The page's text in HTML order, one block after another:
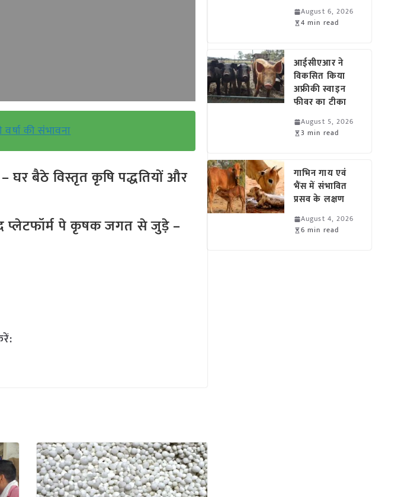
की संभावना
घर बैठे विस्तृत कृषि पद्धतियों और
पे कृषक जगत से जुड़े –
August 6, 2026
4 min read
आईसीएआर ने
विकसित किया
अफ्रीकी स्वाइन
फीवर का टीका
August 5, 2026
3 min read
गाभिन गाय एवं
भैंस में संभावित
प्रसव के लक्षण
August 4, 2026
6 min read